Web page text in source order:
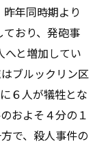
年同時期より
おり、発砲事
と増加してい
ブルックリン区
６人が犠牲とな
およそ４分の１
で、殺人事件の